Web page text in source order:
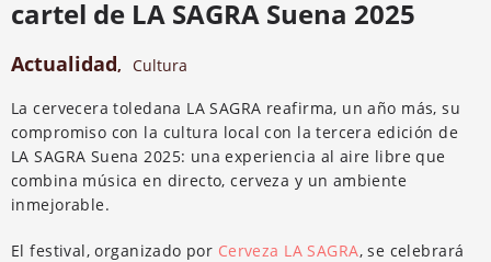
cartel de LA SAGRA Suena 2025
Actualidad, Cultura
La cervecera toledana LA SAGRA reafirma, un año más, su
compromiso con la cultura local con la tercera edición de
LA SAGRA Suena 2025: una experiencia al aire libre que
combina música en directo, cerveza y un ambiente
inmejorable.
El festival, organizado por Cerveza LA SAGRA, se celebrará